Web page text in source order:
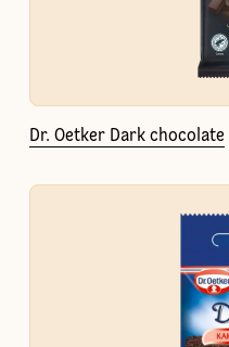
Dr. Oetker Dark chocolate